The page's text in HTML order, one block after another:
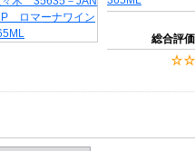
総合評価